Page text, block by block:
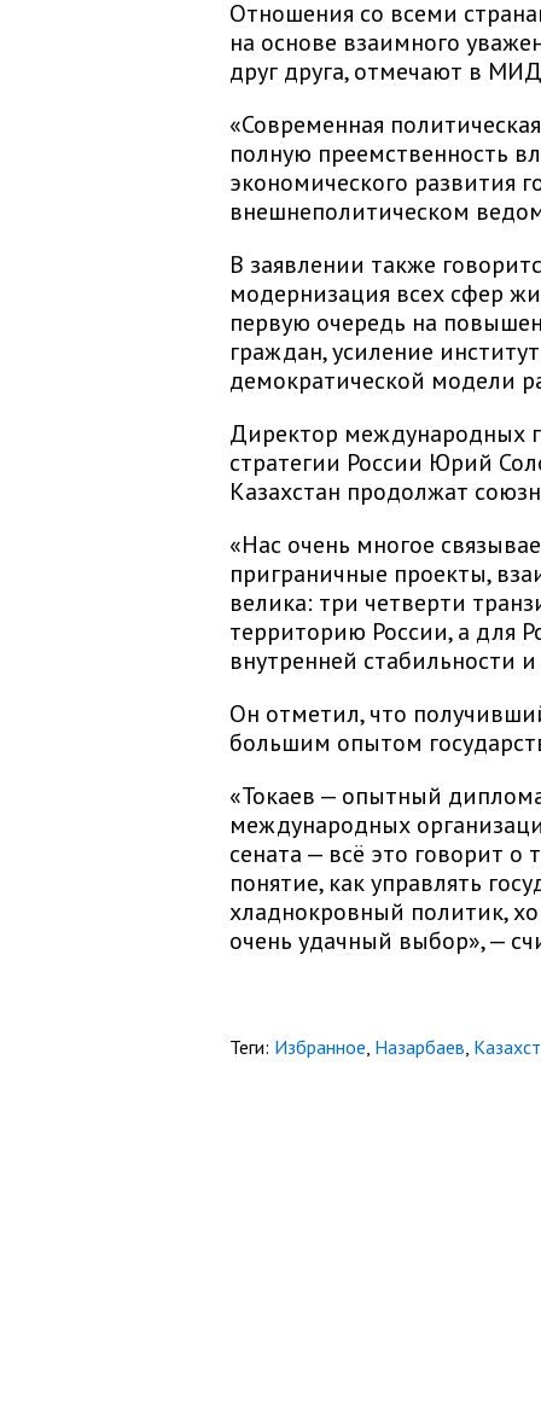
Отношения со всеми
на основе взаимного
друг друга, отмечают в
«Современная
полную преемственность
экономического развития
внешнеполитическом
В заявлении также
модернизация всех сфер
первую очередь на
граждан, усиление
демократической модели
Директор международных
стратегии России Юрий
Казахстан продолжат
«Нас очень многое
приграничные проекты,
велика: три четверти
территорию России, а для
внутренней стабильности
Он отметил, что
большим опытом
«Токаев — опытный
международных
сената — всё это говорит
понятие, как управлять
хладнокровный политик,
очень удачный выбор», —
Теги: Избранное Назарбаев